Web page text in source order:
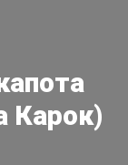
Карок)